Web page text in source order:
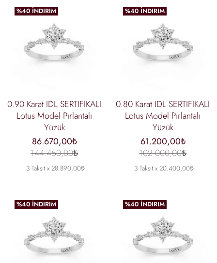
%40 İNDIRIM
0.90 Karat IDL SERTİFİKALI
Lotus Model Pırlantalı
Yüzük
86.670,00₺
144.450,00₺
3 Taksit x 28.890,00₺
%40 İNDIRIM
0.80 Karat IDL SERTİFİKALI
Lotus Model Pırlantalı
Yüzük
61.200,00₺
102.000,00₺
3 Taksit x 20.400,00₺
%40 İNDIRIM %40 İNDIRIM